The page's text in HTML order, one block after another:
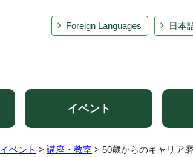
Foreign Languages 日本
イベント
イベント > 講座・教室 > 50歳からのキャリア